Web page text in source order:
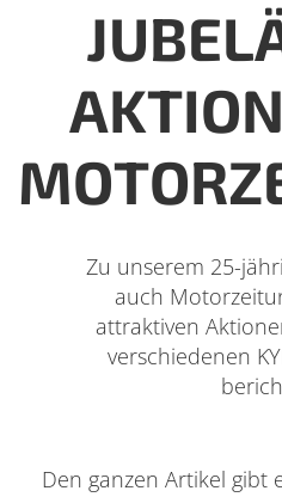
Zu unserem 25-
auch
attraktiven
verschiedenen
Den ganzen Artikel gibt